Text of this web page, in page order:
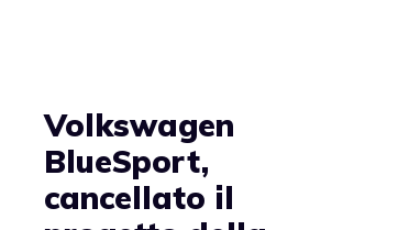
Volkswagen
BlueSport,
cancellato il